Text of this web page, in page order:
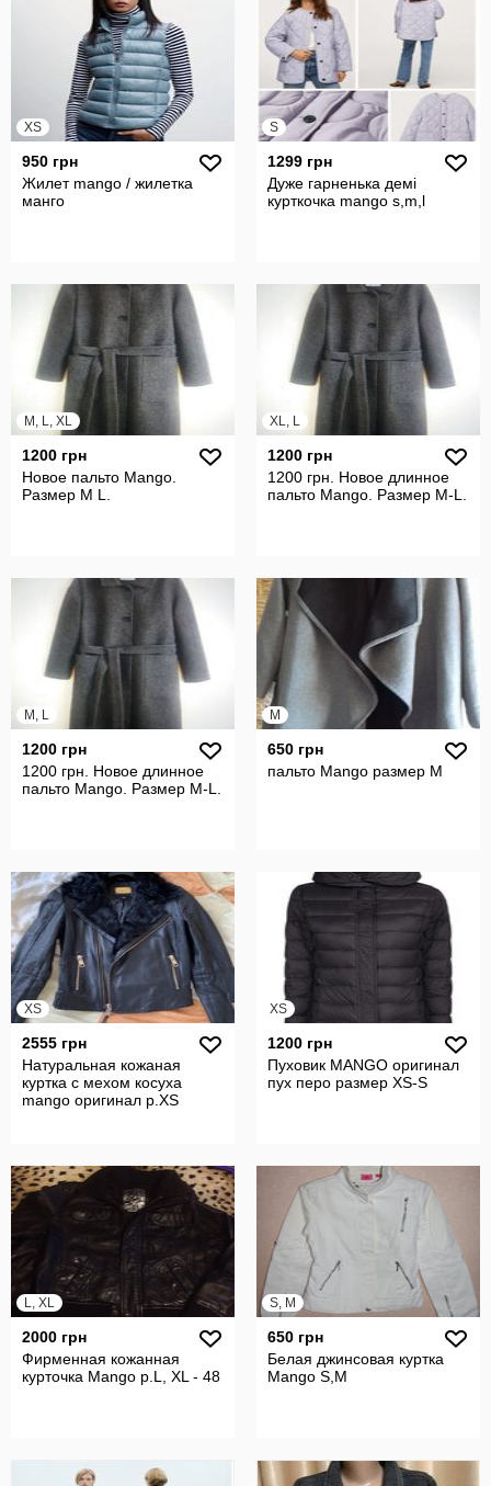
XS
950 грн
Жилет mango / жилетка
манго
S
1299 грн
Дуже гарненька демі
курткочка mango s,m,l
M, L, XL
1200 грн
Новое пальто Mango.
Размер M L.
XL, L
1200 грн
1200 грн. Новое длинное
пальто Mango. Размер M-L.
M, L
1200 грн
1200 грн. Новое длинное
пальто Mango. Размер M-L.
M
650 грн
пальто Mango размер М
XS
2555 грн
Натуральная кожаная
куртка с мехом косуха
mango оригинал р.XS
XS
1200 грн
Пуховик MANGO оригинал
пух перо размер XS-S
L, XL
2000 грн
Фирменная кожанная
курточка Mango р.L, XL - 48
S, M
650 грн
Белая джинсовая куртка
Mango S,M